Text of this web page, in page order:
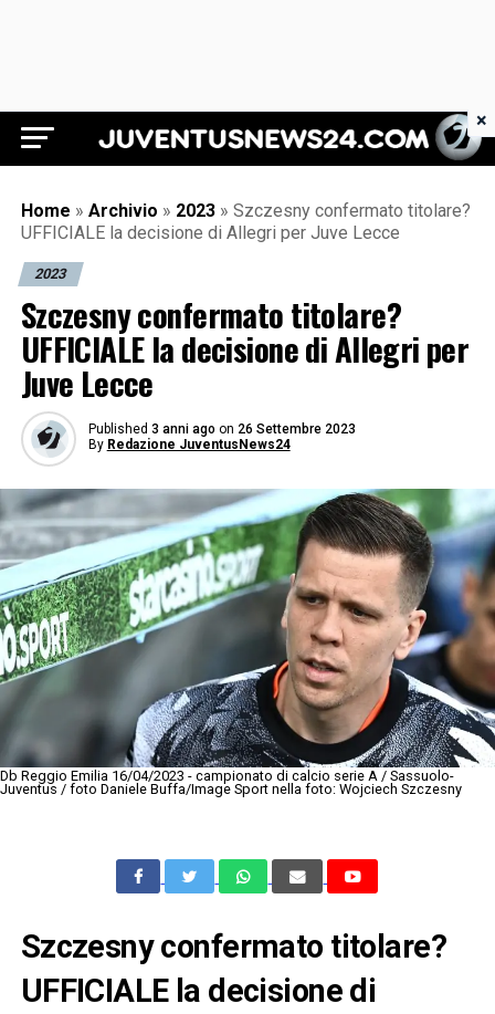
Juventus News 24
Home » Archivio » 2023 » Szczesny confermato titolare?
UFFICIALE la decisione di Allegri per Juve Lecce
2023
Szczesny confermato titolare?
UFFICIALE la decisione di Allegri per
Juve Lecce
Published 3 anni ago on 26 Settembre 2023
By Redazione JuventusNews24
Db Reggio Emilia 16/04/2023 - campionato di calcio serie A / Sassuolo-
Juventus / foto Daniele Buffa/Image Sport nella foto: Wojciech Szczesny
Szczesny confermato titolare?
UFFICIALE la decisione di
×